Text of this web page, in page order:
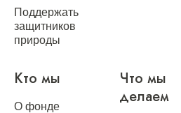
Поддержать
защитников
природы
Кто мы
О фонде
Что мы
делаем